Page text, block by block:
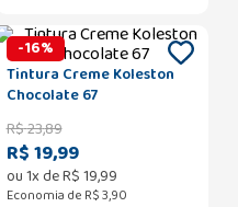
-16%
Tintura Creme Koleston
Chocolate 67
R$23,89
R$ 19,99
ou1x deR$19,99
Economia de R$ 3,90